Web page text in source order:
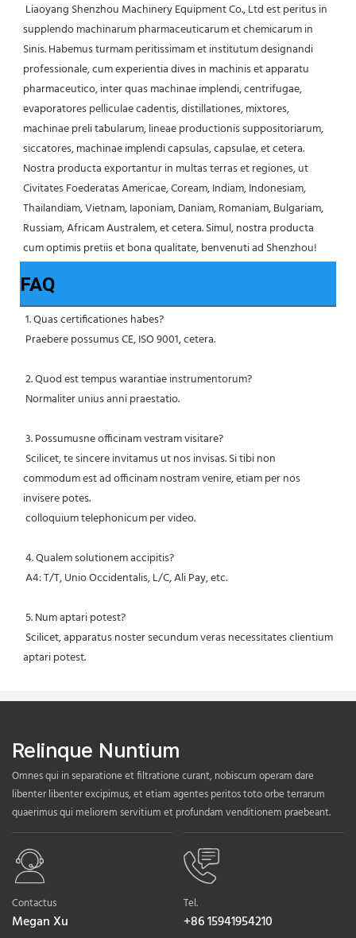
Liaoyang Shenzhou Machinery Equipment Co., Ltd est peritus in
supplendo machinarum pharmaceuticarum et chemicarum in
Sinis. Habemus turmam peritissimam et institutum designandi
professionale, cum experientia dives in machinis et apparatu
pharmaceutico, inter quas machinae implendi, centrifugae,
evaporatores pelliculae cadentis, distillationes, mixtores,
machinae preli tabularum, lineae productionis suppositoriarum,
siccatores, machinae implendi capsulas, capsulae, et cetera.
Nostra producta exportantur in multas terras et regiones, ut
Civitates Foederatas Americae, Coream, Indiam, Indonesiam,
Thailandiam, Vietnam, Iaponiam, Daniam, Romaniam, Bulgariam,
Russiam, Africam Australem, et cetera. Simul, nostra producta
cum optimis pretiis et bona qualitate, benvenuti ad Shenzhou!
FAQ
1. Quas certificationes habes?
Praebere possumus CE, ISO 9001, cetera.
2. Quod est tempus warantiae instrumentorum?
Normaliter unius anni praestatio.
3. Possumusne officinam vestram visitare?
commodum est ad officinam nostram venire, etiam per nos
invisere potes.
colloquium telephonicum per video.
4. Qualem solutionem accipitis?
A4: T/T, Unio Occidentalis, L/C, Ali Pay, etc.
5. Num aptari potest?
aptari potest.
Relinque Nuntium
Omnes qui in separatione et filtratione curant, nobiscum operam dare
libenter libenter excipimus, et etiam agentes peritos toto orbe terrarum
quaerimus qui meliorem servitium et profundam venditionem praebeant.
Contactus
Megan Xu
Tel.
+86 15941954210